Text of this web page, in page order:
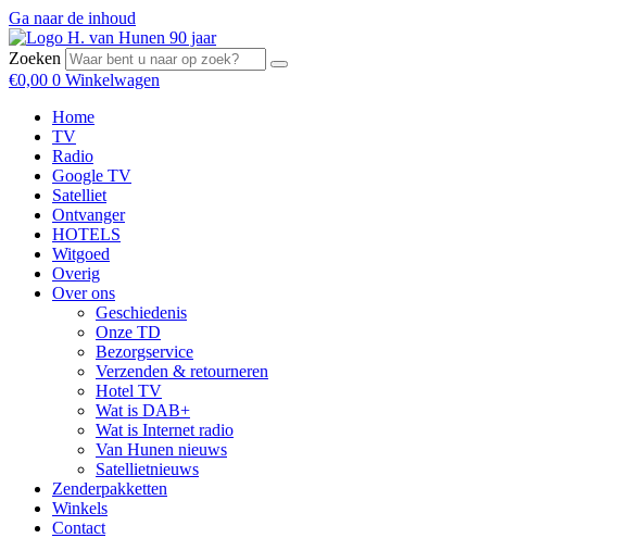
Ga naar de inhoud
Zoeken
€0,00 0 Winkelwagen
Home
TV
Radio
Google TV
Satelliet
Ontvanger
HOTELS
Witgoed
Overig
Over ons
Geschiedenis
Onze TD
Bezorgservice
Verzenden & retourneren
Hotel TV
Wat is DAB+
Wat is Internet radio
Van Hunen nieuws
Satellietnieuws
Zenderpakketten
Winkels
Contact